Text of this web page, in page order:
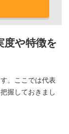
度や特徴を
。ここでは代表
握しておきまし